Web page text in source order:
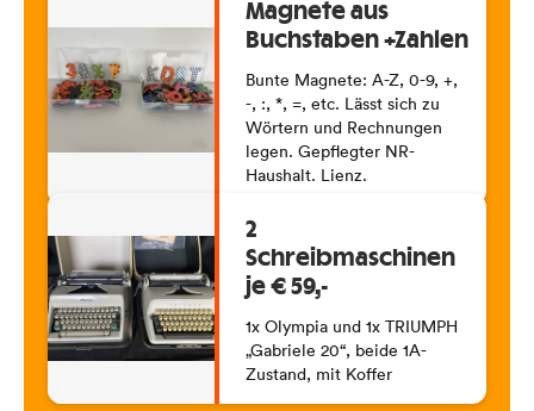
Magnete aus
Buchstaben +Zahlen
Bunte Magnete: A-Z, 0-9, +,
-, :, *, =, etc. Lässt sich zu
Wörtern und Rechnungen
legen. Gepflegter NR-
Haushalt. Lienz.
2
Schreibmaschinen
je € 59,-
1x Olympia und 1x TRIUMPH
„Gabriele 20“, beide 1A-
Zustand, mit Koffer